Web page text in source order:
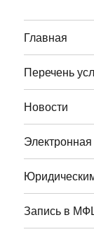
Главная
Перечень
Новости
Запись в